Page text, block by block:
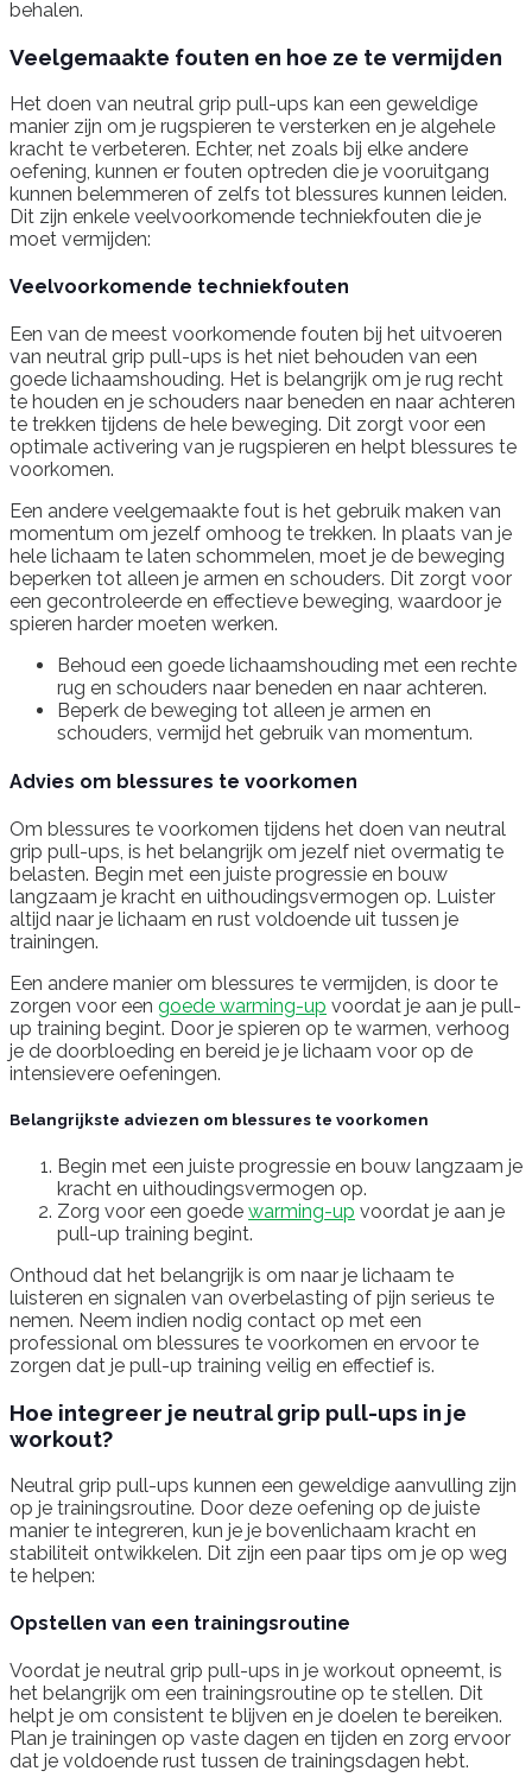
behalen.
Veelgemaakte fouten en hoe ze te vermijden
Het doen van neutral grip pull-ups kan een geweldige
manier zijn om je rugspieren te versterken en je algehele
kracht te verbeteren. Echter, net zoals bij elke andere
oefening, kunnen er fouten optreden die je vooruitgang
kunnen belemmeren of zelfs tot blessures kunnen leiden.
Dit zijn enkele veelvoorkomende techniekfouten die je
moet vermijden:
Veelvoorkomende techniekfouten
Een van de meest voorkomende fouten bij het uitvoeren
van neutral grip pull-ups is het niet behouden van een
goede lichaamshouding. Het is belangrijk om je rug recht
te houden en je schouders naar beneden en naar achteren
te trekken tijdens de hele beweging. Dit zorgt voor een
optimale activering van je rugspieren en helpt blessures te
voorkomen.
Een andere veelgemaakte fout is het gebruik maken van
momentum om jezelf omhoog te trekken. In plaats van je
hele lichaam te laten schommelen, moet je de beweging
beperken tot alleen je armen en schouders. Dit zorgt voor
een gecontroleerde en effectieve beweging, waardoor je
spieren harder moeten werken.
Behoud een goede lichaamshouding met een rechte
rug en schouders naar beneden en naar achteren.
Beperk de beweging tot alleen je armen en
schouders, vermijd het gebruik van momentum.
Advies om blessures te voorkomen
Om blessures te voorkomen tijdens het doen van neutral
grip pull-ups, is het belangrijk om jezelf niet overmatig te
belasten. Begin met een juiste progressie en bouw
langzaam je kracht en uithoudingsvermogen op. Luister
altijd naar je lichaam en rust voldoende uit tussen je
trainingen.
Een andere manier om blessures te vermijden, is door te
zorgen voor een goede warming-up voordat je aan je pull-
up training begint. Door je spieren op te warmen, verhoog
je de doorbloeding en bereid je je lichaam voor op de
intensievere oefeningen.
Belangrijkste adviezen om blessures te voorkomen
Begin met een juiste progressie en bouw langzaam je
kracht en uithoudingsvermogen op.
Zorg voor een goede warming-up voordat je aan je
pull-up training begint.
Onthoud dat het belangrijk is om naar je lichaam te
luisteren en signalen van overbelasting of pijn serieus te
nemen. Neem indien nodig contact op met een
professional om blessures te voorkomen en ervoor te
zorgen dat je pull-up training veilig en effectief is.
Hoe integreer je neutral grip pull-ups in je
workout?
Neutral grip pull-ups kunnen een geweldige aanvulling zijn
op je trainingsroutine. Door deze oefening op de juiste
manier te integreren, kun je je bovenlichaam kracht en
stabiliteit ontwikkelen. Dit zijn een paar tips om je op weg
te helpen:
Opstellen van een trainingsroutine
Voordat je neutral grip pull-ups in je workout opneemt, is
het belangrijk om een trainingsroutine op te stellen. Dit
helpt je om consistent te blijven en je doelen te bereiken.
Plan je trainingen op vaste dagen en tijden en zorg ervoor
dat je voldoende rust tussen de trainingsdagen hebt.